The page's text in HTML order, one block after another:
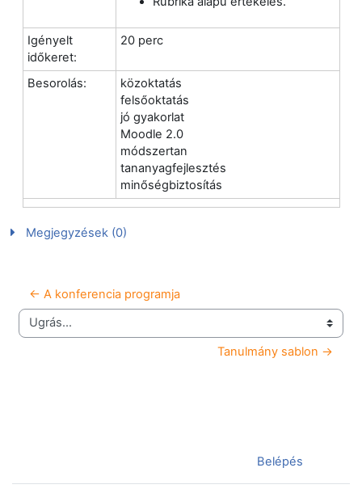
Igényelt
időkeret:
20 perc
Besorolás:
közoktatás
felsőoktatás
jó gyakorlat
Moodle 2.0
módszertan
tananyagfejlesztés
minőségbiztosítás
Megjegyzések (0)
← A konferencia programja
Ugrás...
Tanulmány sablon →
Belépés